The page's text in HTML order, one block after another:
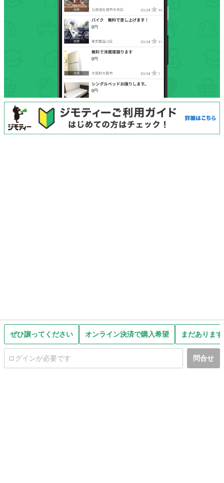
ぜひ譲ってください オンライン決済で購入希望 まだありま
問合せ